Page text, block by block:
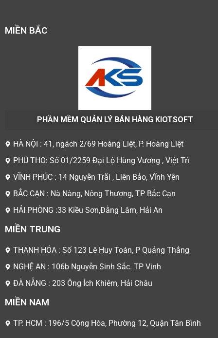
MIỀN BẮC
PHẦN MỀM QUẢN LÝ BÁN HÀNG KIOTSOFT
HÀ NỘI : 41, ngách 2/69 Hoàng Liệt, P. Hoàng Liệt
PHÚ THỌ: Số 01/2259 Đại Lộ Hùng Vương , Việt Trì
VĨNH PHÚC : 14 Nguyễn Trãi , Liên Bảo, Vĩnh Yên
BẮC CẠN : Nà Nàng, Nông Thượng, TP Bắc Cạn
HẢI PHÒNG :33 Kiều Sơn,Đằng Lâm, Hải An
MIỀN TRUNG
THANH HÓA : Số 123 Lê Huy Toán, P Quảng Thắng
NGHỆ AN : 106b Nguyễn Sinh Sắc. TP Vinh
ĐÀ NẴNG : 203 Ông Ích Khiêm, Hải Châu
MIỀN NAM
TP. HCM : 196/5 Cộng Hòa, Phường 12, Quận Tân Bình